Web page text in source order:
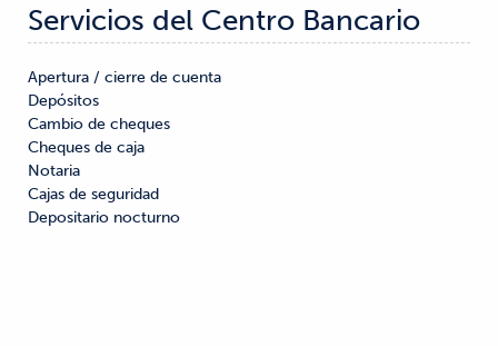
Servicios del Centro Bancario
Apertura / cierre de cuenta
Depósitos
Cambio de cheques
Cheques de caja
Notaria
Cajas de seguridad
Depositario nocturno